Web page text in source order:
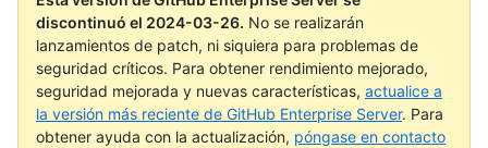
discontinuó el 2024-03-26. No se realizarán
lanzamientos de patch, ni siquiera para problemas de
seguridad críticos. Para obtener rendimiento mejorado,
seguridad mejorada y nuevas características, actualice a
la versión más reciente de GitHub Enterprise Server. Para
obtener ayuda con la actualización, póngase en contacto